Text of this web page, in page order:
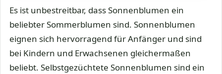
Es ist unbestreitbar, dass Sonnenblumen ein
beliebter Sommerblumen sind. Sonnenblumen
eignen sich hervorragend für Anfänger und sind
bei Kindern und Erwachsenen gleichermaßen
beliebt. Selbstgezüchtete Sonnenblumen sind ein